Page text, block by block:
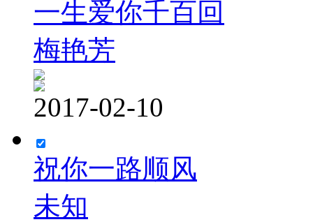
一生爱你千百回
梅艳芳
2017-02-10
祝你一路顺风
未知